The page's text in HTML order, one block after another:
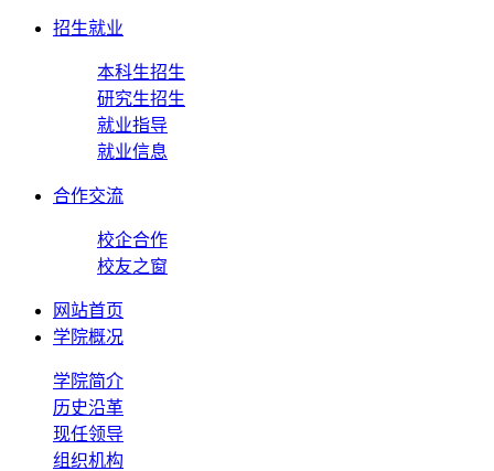
招生就业
本科生招生
研究生招生
就业指导
就业信息
合作交流
校企合作
校友之窗
网站首页
学院概况
学院简介
历史沿革
现任领导
组织机构